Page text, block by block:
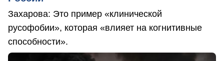
Захарова: Это пример «клинической
русофобии», которая «влияет на когнитивные
способности».